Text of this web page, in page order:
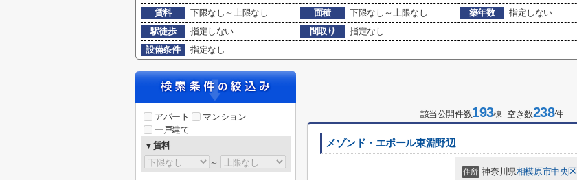
賃料
下限なし～上限なし 面積 下限なし～上限なし 築年数
指定しない
駅徒歩
指定しない 間取り
指定なし
設備条件
指定なし
該当公開件数193棟 空き数238件
メゾンド・エポール東淵野辺
住所 神奈川県相模原市中央区
アパート
マンション
一戸建て
▼賃料
～